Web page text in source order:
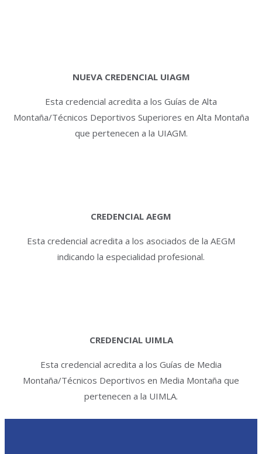
NUEVA CREDENCIAL UIAGM
Esta credencial acredita a los Guías de Alta
Montaña/Técnicos Deportivos Superiores en Alta Montaña
que pertenecen a la UIAGM.
CREDENCIAL AEGM
Esta credencial acredita a los asociados de la AEGM
indicando la especialidad profesional.
CREDENCIAL UIMLA
Esta credencial acredita a los Guías de Media
Montaña/Técnicos Deportivos en Media Montaña que
pertenecen a la UIMLA.